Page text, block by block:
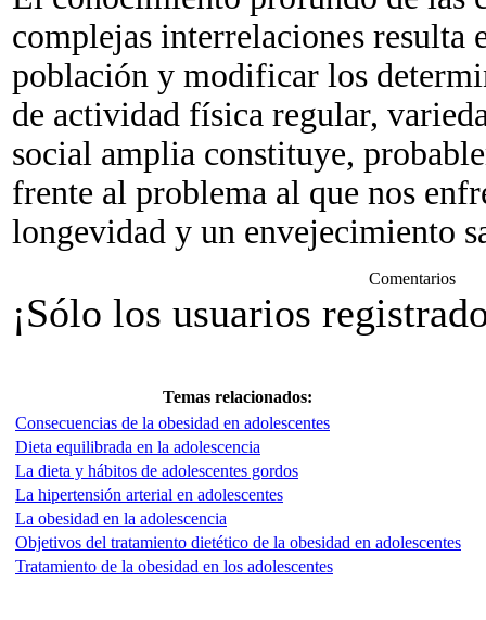
complejas interrelaciones resulta
población y modificar los
de actividad física regular,
social amplia constituye,
frente al problema al que nos
longevidad y un envejecimiento
Comentarios
¡Sólo los usuarios
Temas relacionados:
Consecuencias de la obesidad en adolescentes
Dieta equilibrada en la adolescencia
La dieta y hábitos de adolescentes gordos
La hipertensión arterial en adolescentes
La obesidad en la adolescencia
Objetivos del tratamiento dietético de la obesidad en adolescentes
Tratamiento de la obesidad en los adolescentes